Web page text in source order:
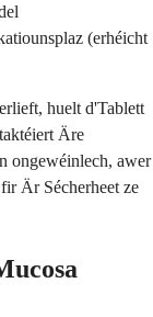
(erhéicht
huelt d'Tablett
Äre
ongewéinlech, awer
Är Sécherheet ze